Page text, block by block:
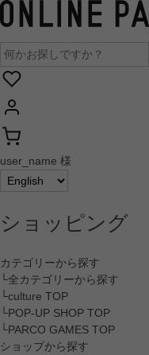
user_name 様
ショッピング
カテゴリーから探す
└全カテゴリーから探す
└culture TOP
└POP-UP SHOP TOP
└PARCO GAMES TOP
ショップから探す